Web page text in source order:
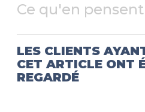
Ce qu'en
LES CLIENTS
CET ARTICLE ONT
REGARDÉ